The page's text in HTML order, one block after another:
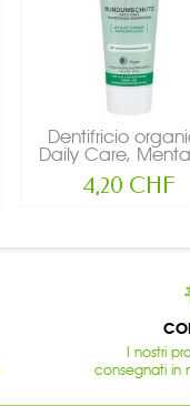
Dentifricio
Daily Care,
4,20 CHF
I nostri
consegnati in